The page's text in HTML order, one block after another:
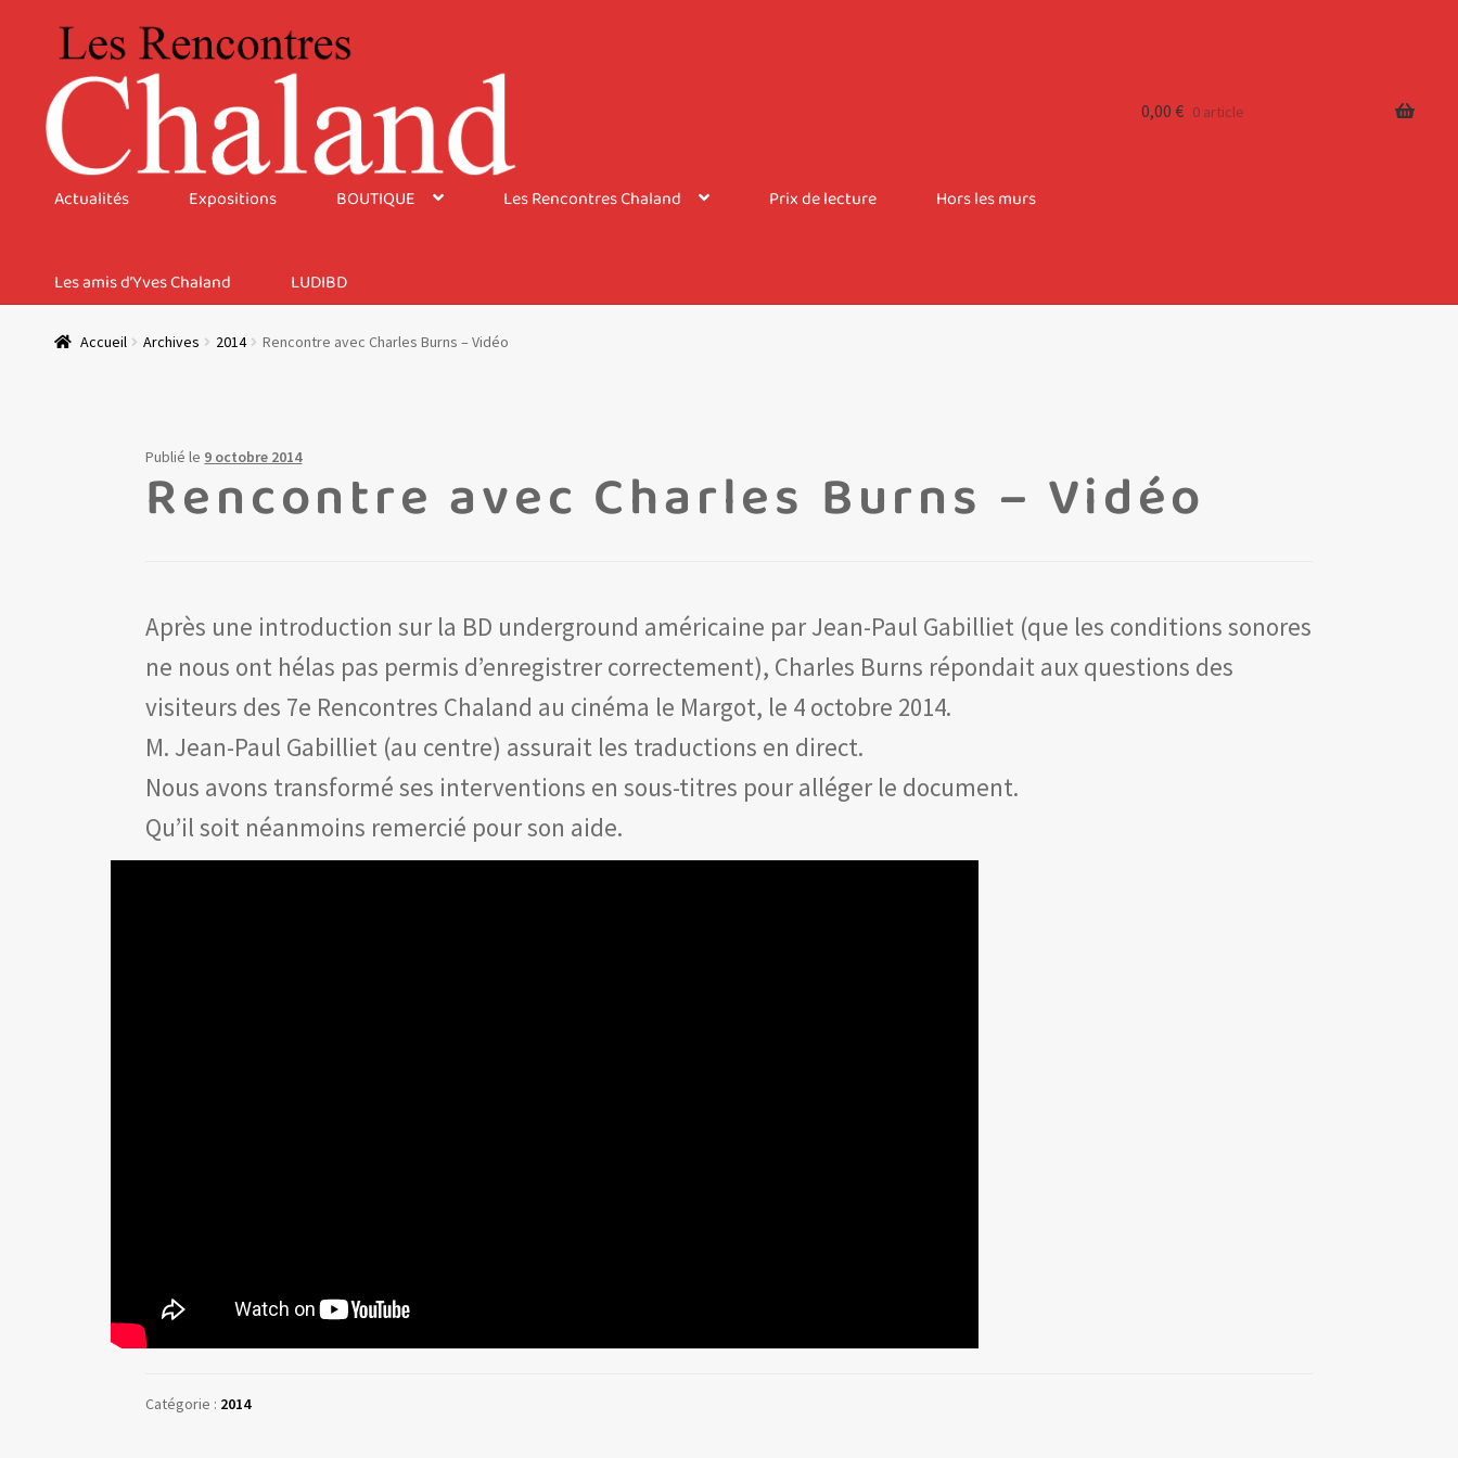
navigation
contenu
Actualités Expositions BOUTIQUE Les Rencontres Chaland Prix de lecture Hors les murs
Les amis d’Yves Chaland LUDIBD
0,00 € 0 article
Accueil Archives 2014 Rencontre avec Charles Burns – Vidéo
Publié le 9 octobre 2014
Rencontre avec Charles Burns – Vidéo
Après une introduction sur la BD underground américaine par Jean-Paul Gabilliet (que les conditions sonores
ne nous ont hélas pas permis d’enregistrer correctement), Charles Burns répondait aux questions des
visiteurs des 7e Rencontres Chaland au cinéma le Margot, le 4 octobre 2014.
M. Jean-Paul Gabilliet (au centre) assurait les traductions en direct.
Nous avons transformé ses interventions en sous-titres pour alléger le document.
Qu’il soit néanmoins remercié pour son aide.
Catégorie : 2014